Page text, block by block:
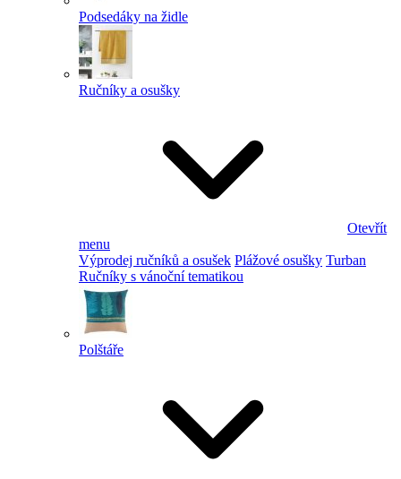
Podsedáky na židle
Ručníky a osušky
Otevřít
menu
Výprodej ručníků a osušek Plážové osušky Turban
Ručníky s vánoční tematikou
Polštáře